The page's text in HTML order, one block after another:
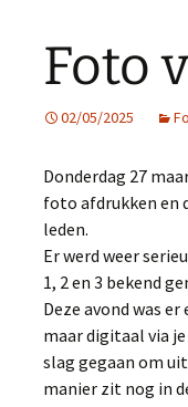
Foto
02/05/2025
Donderdag 27
foto afdrukken en
leden.
Er werd weer
1, 2 en 3 bekend
Deze avond was
maar digitaal via
slag gegaan om
manier zit nog in